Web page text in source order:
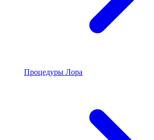
Процедуры Лора